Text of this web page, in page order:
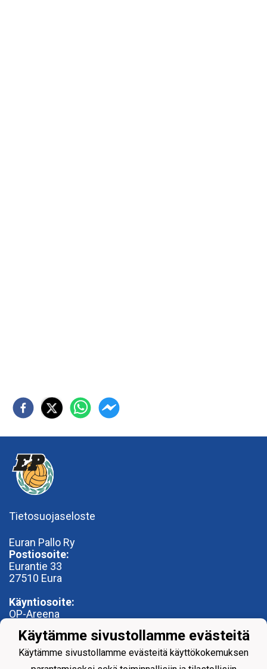
Tietosuojaseloste
Euran Pallo Ry
Postiosoite:
Eurantie 33
27510 Eura
Käyntiosoite:
OP-Areena
27500 Kauttua
toimisto@euranpallo.fi
Käytämme sivustollamme evästeitä
Käytämme sivustollamme evästeitä käyttökokemuksen